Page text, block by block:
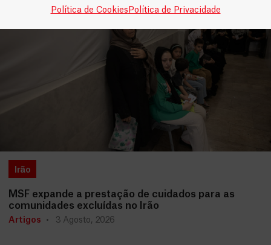
Política de Cookies Política de Privacidade
Irão
MSF expande a prestação de cuidados para as
comunidades excluídas no Irão
Artigos 3 Agosto, 2026